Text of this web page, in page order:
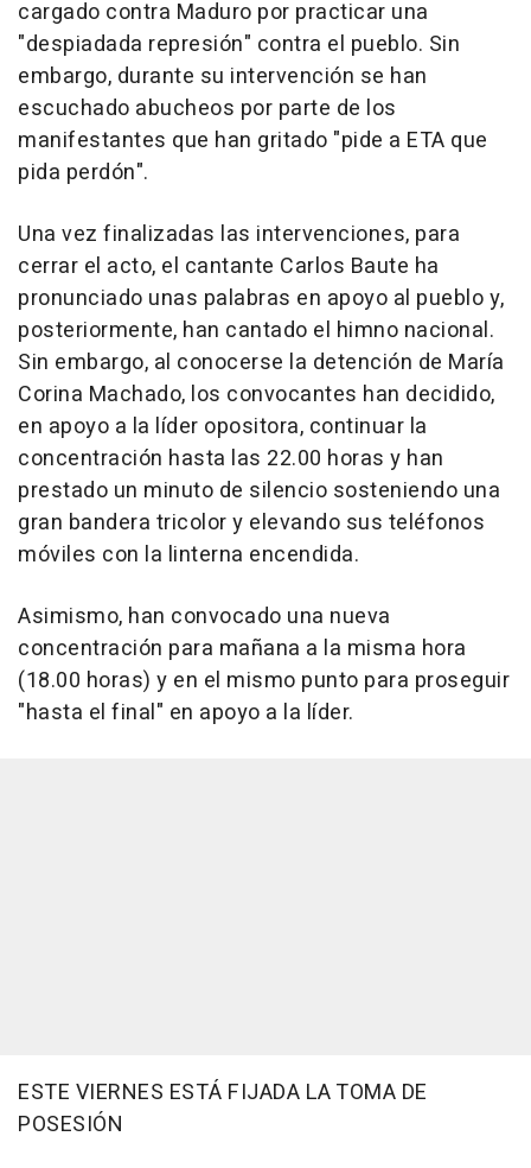
cargado contra Maduro por practicar una
"despiadada represión" contra el pueblo. Sin
embargo, durante su intervención se han
escuchado abucheos por parte de los
manifestantes que han gritado "pide a ETA que
pida perdón".
Una vez finalizadas las intervenciones, para
cerrar el acto, el cantante Carlos Baute ha
pronunciado unas palabras en apoyo al pueblo y,
posteriormente, han cantado el himno nacional.
Sin embargo, al conocerse la detención de María
Corina Machado, los convocantes han decidido,
en apoyo a la líder opositora, continuar la
concentración hasta las 22.00 horas y han
prestado un minuto de silencio sosteniendo una
gran bandera tricolor y elevando sus teléfonos
móviles con la linterna encendida.
Asimismo, han convocado una nueva
concentración para mañana a la misma hora
(18.00 horas) y en el mismo punto para proseguir
"hasta el final" en apoyo a la líder.
ESTE VIERNES ESTÁ FIJADA LA TOMA DE
POSESIÓN